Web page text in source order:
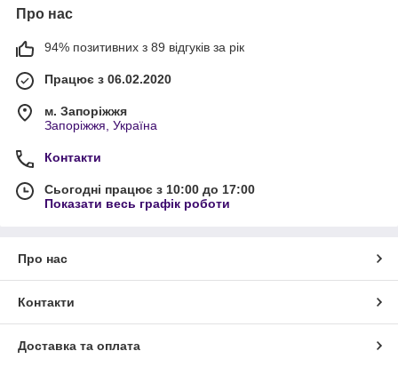
Про нас
94% позитивних з 89 відгуків за рік
Працює з 06.02.2020
м. Запоріжжя
Запоріжжя, Україна
Контакти
Сьогодні працює з 10:00 до 17:00
Показати весь графік роботи
Про нас
Контакти
Доставка та оплата